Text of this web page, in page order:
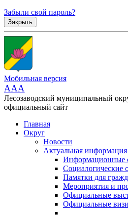
Забыли свой пароль?
Закрыть
Мобильная версия
AAA
Лесозаводский муниципальный
официальный сайт
Главная
Округ
Новости
Актуальная информация
Информационные
Социалогические
Памятки для
Мероприятия и
Официальные
Официальные